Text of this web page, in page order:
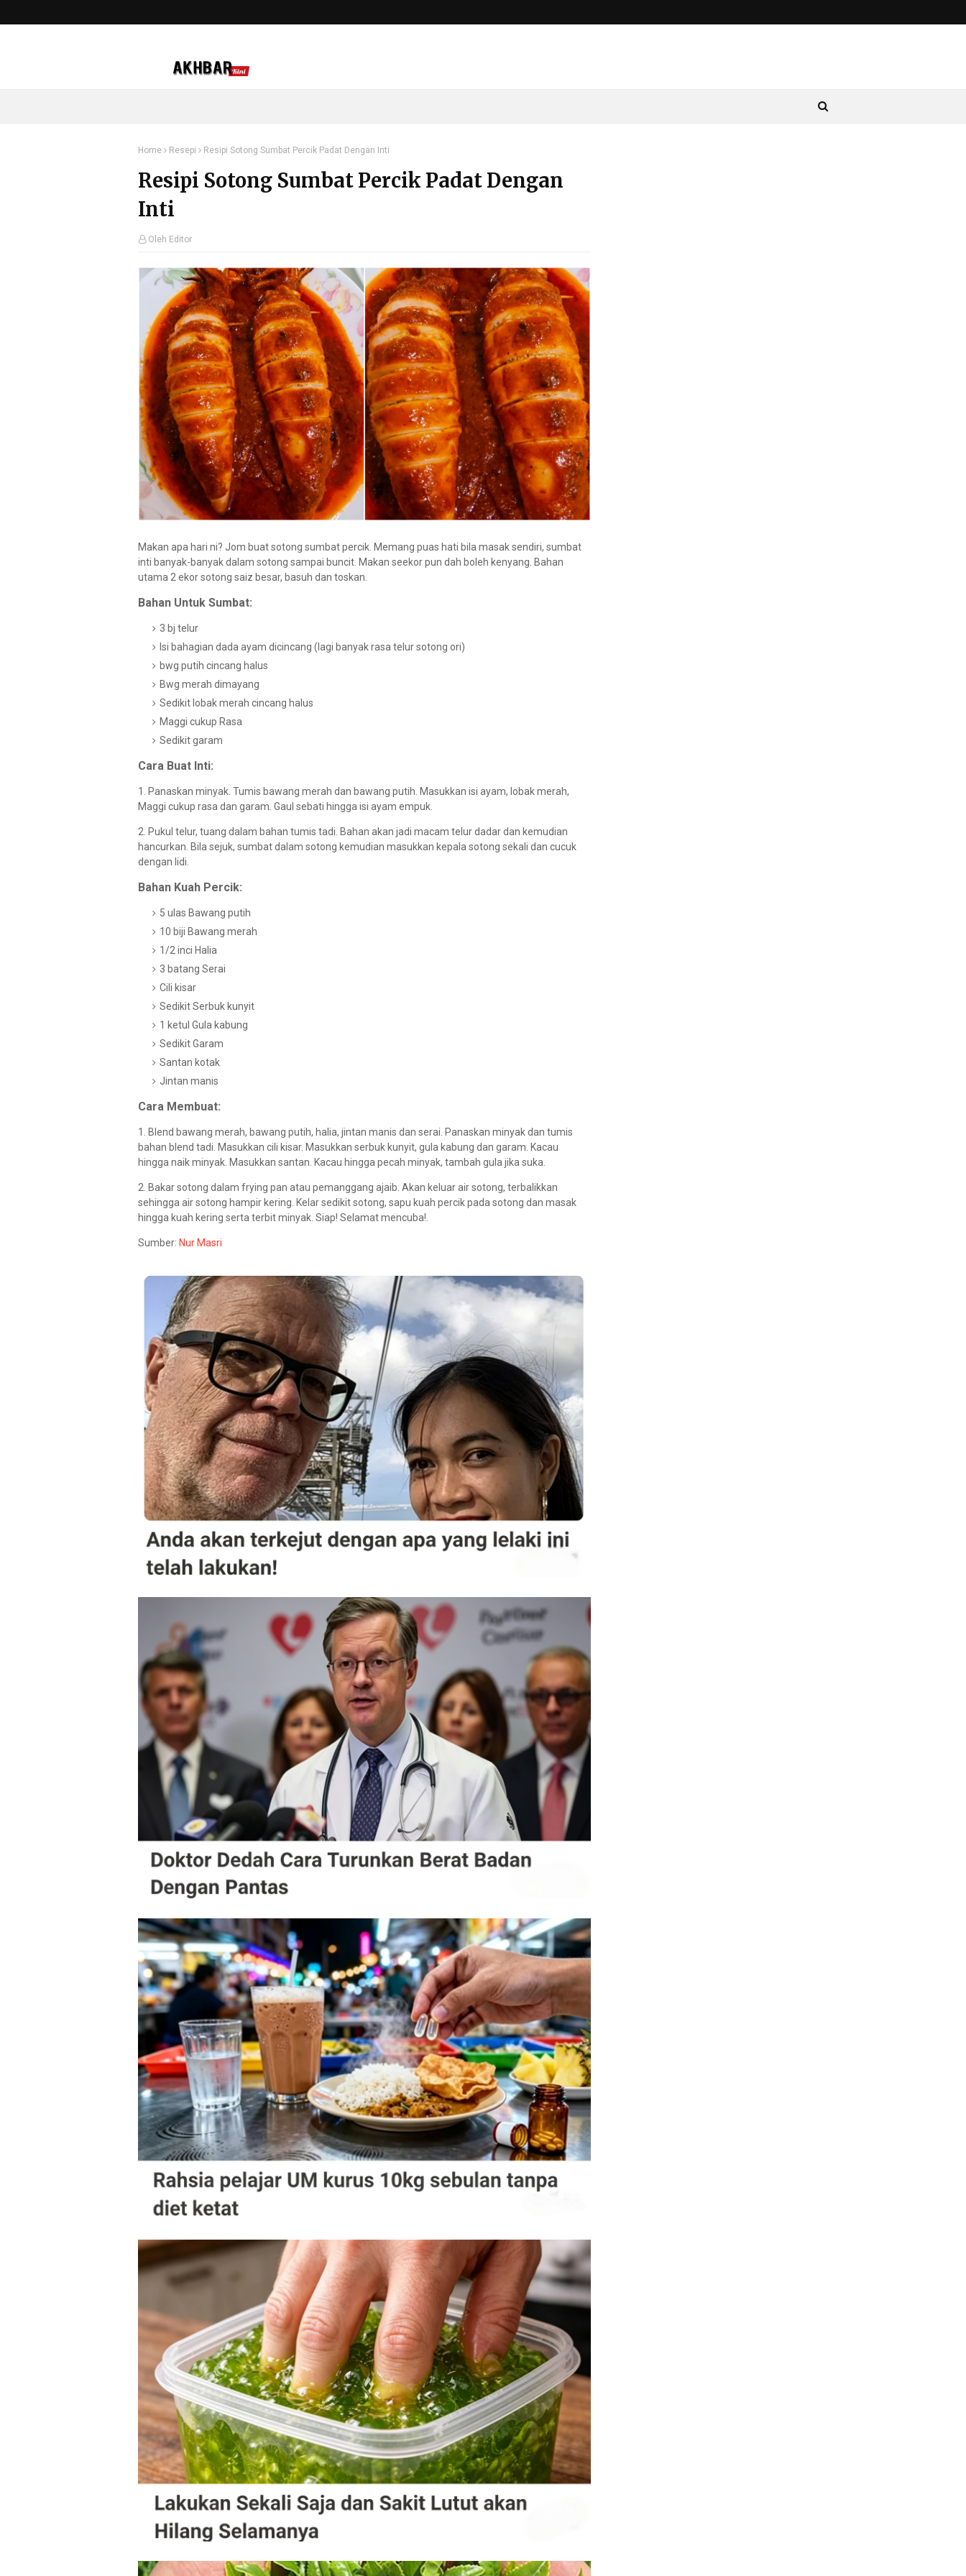
Home Resepi Resipi Sotong Sumbat Percik Padat Dengan Inti
Resipi Sotong Sumbat Percik Padat Dengan
Inti
Oleh Editor
Makan apa hari ni? Jom buat sotong sumbat percik. Memang puas hati bila masak sendiri, sumbat
inti banyak-banyak dalam sotong sampai buncit. Makan seekor pun dah boleh kenyang. Bahan
utama 2 ekor sotong saiz besar, basuh dan toskan.
Bahan Untuk Sumbat:
3 bj telur
Isi bahagian dada ayam dicincang (lagi banyak rasa telur sotong ori)
bwg putih cincang halus
Bwg merah dimayang
Sedikit lobak merah cincang halus
Maggi cukup Rasa
Sedikit garam
Cara Buat Inti:
1. Panaskan minyak. Tumis bawang merah dan bawang putih. Masukkan isi ayam, lobak merah,
Maggi cukup rasa dan garam. Gaul sebati hingga isi ayam empuk.
2. Pukul telur, tuang dalam bahan tumis tadi. Bahan akan jadi macam telur dadar dan kemudian
hancurkan. Bila sejuk, sumbat dalam sotong kemudian masukkan kepala sotong sekali dan cucuk
dengan lidi.
Bahan Kuah Percik:
5 ulas Bawang putih
10 biji Bawang merah
1/2 inci Halia
3 batang Serai
Cili kisar
Sedikit Serbuk kunyit
1 ketul Gula kabung
Sedikit Garam
Santan kotak
Jintan manis
Cara Membuat:
1. Blend bawang merah, bawang putih, halia, jintan manis dan serai. Panaskan minyak dan tumis
bahan blend tadi. Masukkan cili kisar. Masukkan serbuk kunyit, gula kabung dan garam. Kacau
hingga naik minyak. Masukkan santan. Kacau hingga pecah minyak, tambah gula jika suka.
2. Bakar sotong dalam frying pan atau pemanggang ajaib. Akan keluar air sotong, terbalikkan
sehingga air sotong hampir kering. Kelar sedikit sotong, sapu kuah percik pada sotong dan masak
hingga kuah kering serta terbit minyak. Siap! Selamat mencuba!.
Sumber: Nur Masri